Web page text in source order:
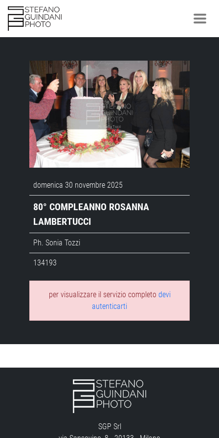
domenica 30 novembre 2025
80° COMPLEANNO ROSANNA
LAMBERTUCCI
Ph. Sonia Tozzi
134193
per visualizzare il servizio completo devi
autenticarti
SGP Srl